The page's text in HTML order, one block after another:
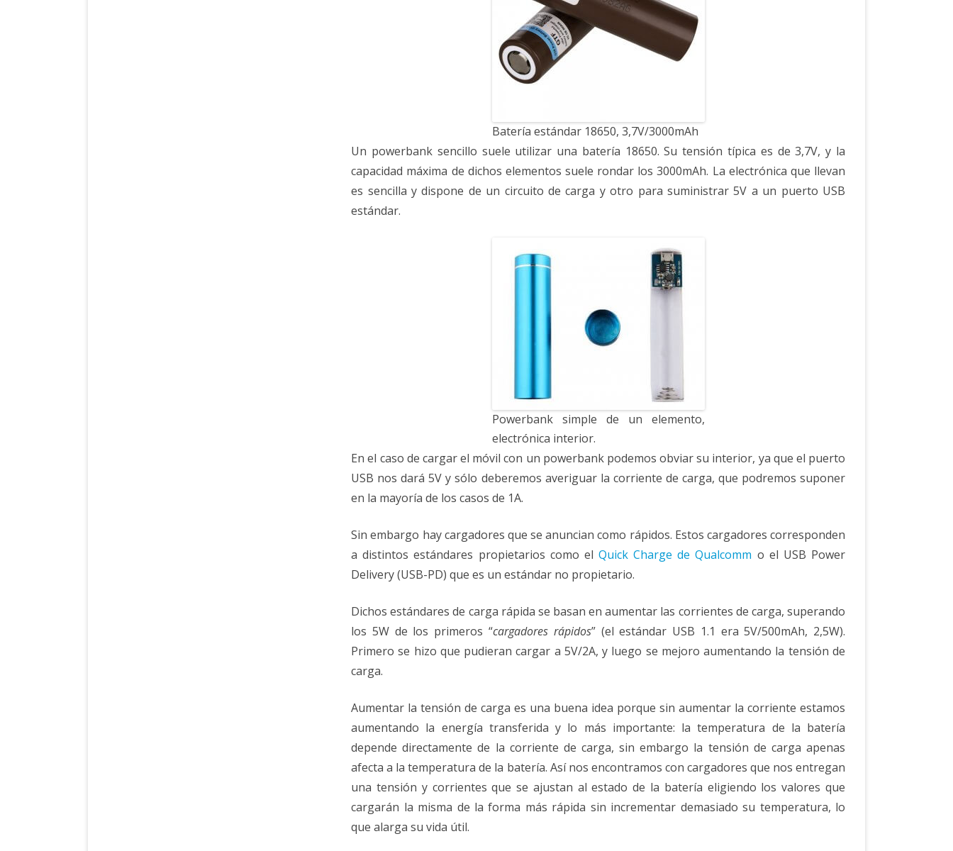
Batería estándar 18650, 3,7V/3000mAh
Un powerbank sencillo suele utilizar una batería 18650. Su tensión típica es de 3,7V, y la
capacidad máxima de dichos elementos suele rondar los 3000mAh. La electrónica que llevan
es sencilla y dispone de un circuito de carga y otro para suministrar 5V a un puerto USB
estándar.
Powerbank simple de un elemento,
electrónica interior.
En el caso de cargar el móvil con un powerbank podemos obviar su interior, ya que el puerto
USB nos dará 5V y sólo deberemos averiguar la corriente de carga, que podremos suponer
en la mayoría de los casos de 1A.
Sin embargo hay cargadores que se anuncian como rápidos. Estos cargadores corresponden
a distintos estándares propietarios como elQuick Charge de Qualcomm o el USB Power
Delivery (USB-PD) que es un estándar no propietario.
Dichos estándares de carga rápida se basan en aumentar las corrientes de carga, superando
los 5W de los primeros “cargadores rápidos” (el estándar USB 1.1 era 5V/500mAh, 2,5W).
Primero se hizo que pudieran cargar a 5V/2A, y luego se mejoro aumentando la tensión de
carga.
Aumentar la tensión de carga es una buena idea porque sin aumentar la corriente estamos
aumentando la energía transferida y lo más importante: la temperatura de la batería
depende directamente de la corriente de carga, sin embargo la tensión de carga apenas
afecta a la temperatura de la batería. Así nos encontramos con cargadores que nos entregan
una tensión y corrientes que se ajustan al estado de la batería eligiendo los valores que
cargarán la misma de la forma más rápida sin incrementar demasiado su temperatura, lo
que alarga su vida útil.